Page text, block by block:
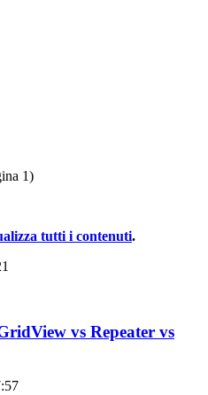
1)
tutti i contenuti.
vs Repeater vs